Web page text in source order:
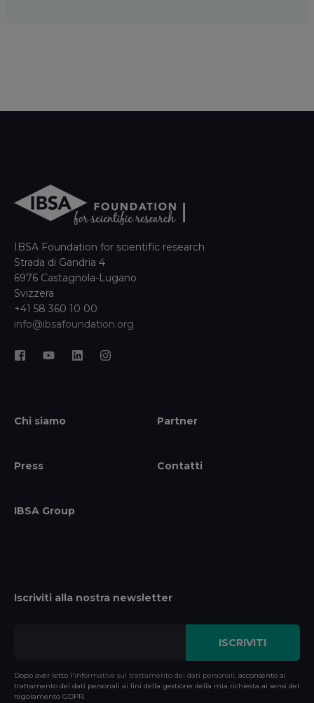
IBSA Foundation for scientific research
Strada di Gandria 4
6976 Castagnola-Lugano
Svizzera
+41 58 360 10 00
info@ibsafoundation.org
Chi siamo Partner
Press Contatti
IBSA Group
Iscriviti alla nostra newsletter
Dopo aver letto l'informativa sul trattamento dei dati personali , acconsento al
trattamento dei dati personali ai fini della gestione della mia richiesta ai sensi del
regolamento GDPR.